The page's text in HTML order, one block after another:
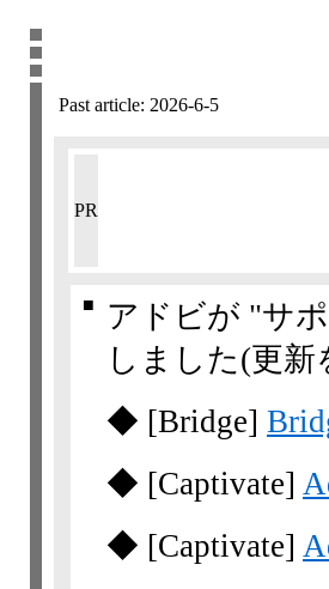
Past article: 2026-6-5
PR
■
アドビが "サ
しました(更新
◆ [Bridge]
◆ [Captivate]
◆ [Captivate]